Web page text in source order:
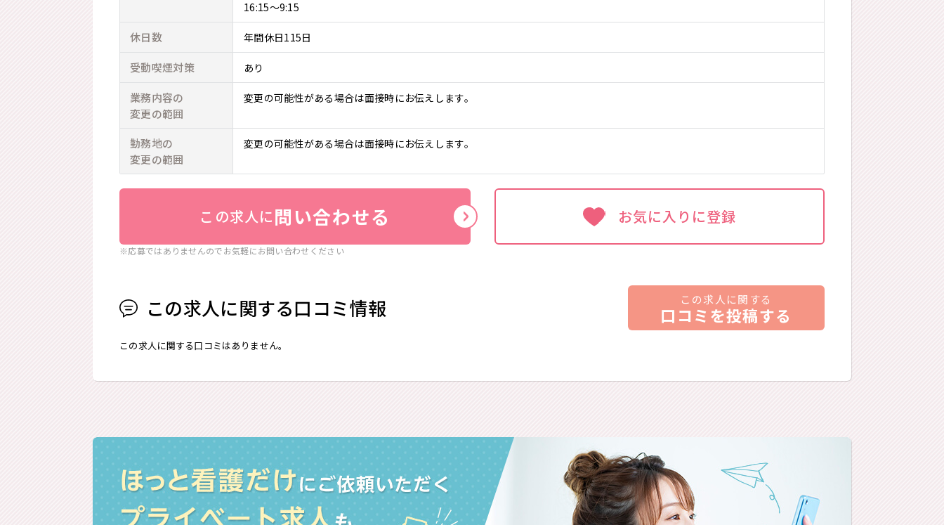
16:15～9:15
休日数 年間休日115日
受動喫煙対策 あり
業務内容の
変更の範囲
変更の可能性がある場合は面接時にお伝えします。
勤務地の
変更の範囲
変更の可能性がある場合は面接時にお伝えします。
この求人に問い合わせる お気に入りに登録
※応募ではありませんのでお気軽にお問い合わせください
この求人に関する口コミ情報 この求人に関する
口コミを投稿する
この求人に関する口コミはありません。